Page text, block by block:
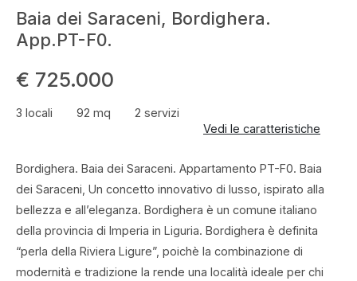
Baia dei Saraceni, Bordighera.
App.PT-F0.
€ 725.000
3 locali 92 mq
2 servizi
Vedi le caratteristiche
Bordighera. Baia dei Saraceni. Appartamento PT-F0. Baia
dei Saraceni, Un concetto innovativo di lusso, ispirato alla
bellezza e all’eleganza. Bordighera è un comune italiano
della provincia di Imperia in Liguria. Bordighera è definita
“perla della Riviera Ligure”, poichè la combinazione di
modernità e tradizione la rende una località ideale per chi